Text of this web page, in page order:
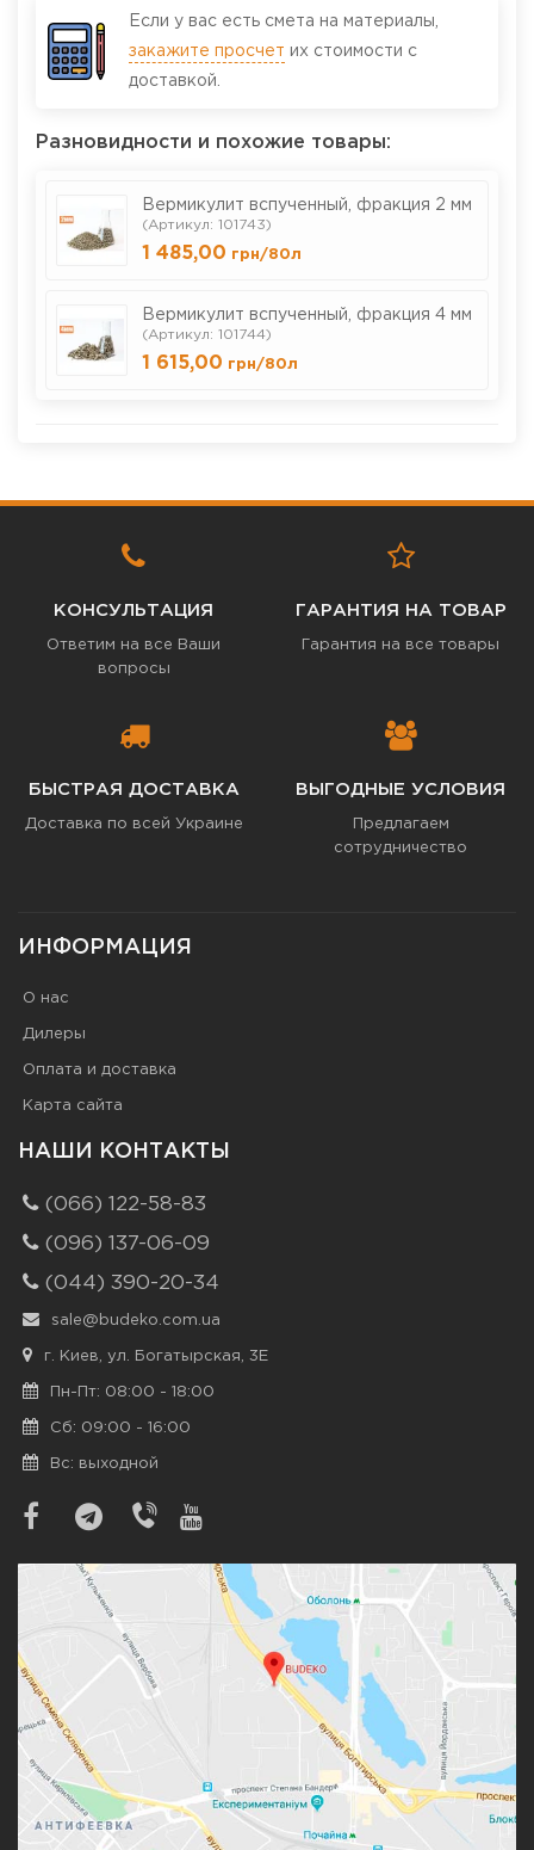
Если у вас есть смета на материалы,
закажите просчет их стоимости с
доставкой.
Разновидности и похожие товары:
Вермикулит вспученный, фракция 2 мм
(Артикул: 101743)
1 485,00 грн/80л
Вермикулит вспученный, фракция 4 мм
(Артикул: 101744)
1 615,00 грн/80л
КОНСУЛЬТАЦИЯ
Ответим на все Ваши
вопросы
ГАРАНТИЯ НА ТОВАР
Гарантия на все товары
БЫСТРАЯ ДОСТАВКА
Доставка по всей Украине
ВЫГОДНЫЕ УСЛОВИЯ
Предлагаем
сотрудничество
ИНФОРМАЦИЯ
О нас
Дилеры
Оплата и доставка
Карта сайта
НАШИ КОНТАКТЫ
(066) 122-58-83
(096) 137-06-09
(044) 390-20-34
sale@budeko.com.ua
г. Киев, ул. Богатырская, 3Е
Пн-Пт: 08:00 - 18:00
Сб: 09:00 - 16:00
Вс: выходной